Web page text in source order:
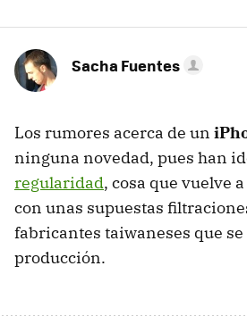
Sacha Fuentes
Los rumores acerca de un
ninguna novedad, pues han
regularidad, cosa que vuelve
con unas supuestas
fabricantes taiwaneses que
producción.